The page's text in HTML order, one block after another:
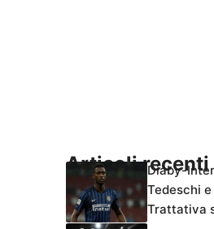
Articoli recenti
Diaby-
Tedeschi
Trattativa